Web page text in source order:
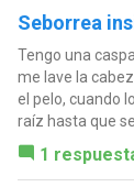
Seborrea
Tengo una
me lave la
el pelo, cuando
raíz hasta que
1